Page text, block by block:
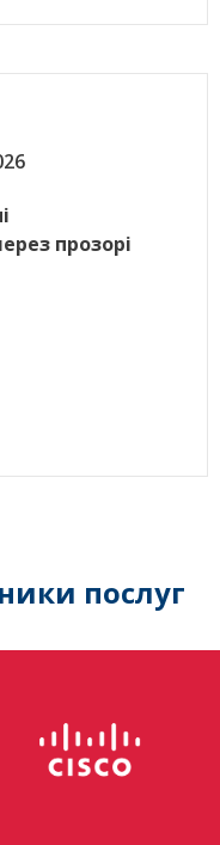
прозорі
послуг